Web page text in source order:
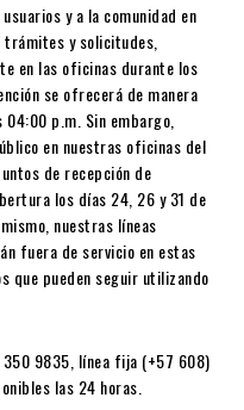
y a la comunidad en
y solicitudes,
en las oficinas durante los
se ofrecerá de manera
p.m. Sin embargo,
en nuestras oficinas del
de recepción de
los días 24, 26 y 31 de
nuestras líneas
fuera de servicio en estas
que pueden seguir utilizando
350 9835, línea fija (+57 608)
las 24 horas.